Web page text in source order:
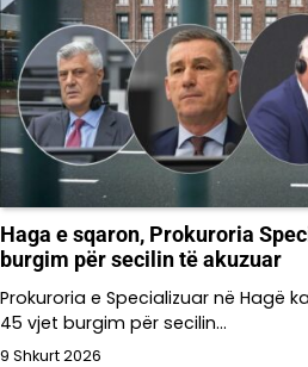
Haga e sqaron, Prokuroria
burgim për secilin të akuzuar
Prokuroria e Specializuar në Hagë
45 vjet burgim për secilin…
9 Shkurt 2026